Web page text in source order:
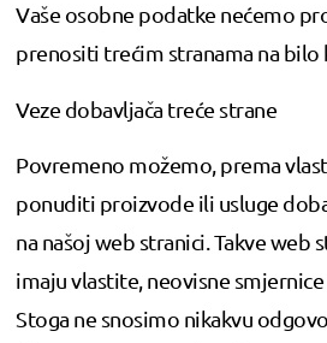
Vaše osobne podatke nećemo
prenositi trećim stranama na bilo
Veze dobavljača treće strane
Povremeno možemo, prema
ponuditi proizvode ili usluge
na našoj web stranici. Takve web
imaju vlastite, neovisne smjernice
Stoga ne snosimo nikakvu